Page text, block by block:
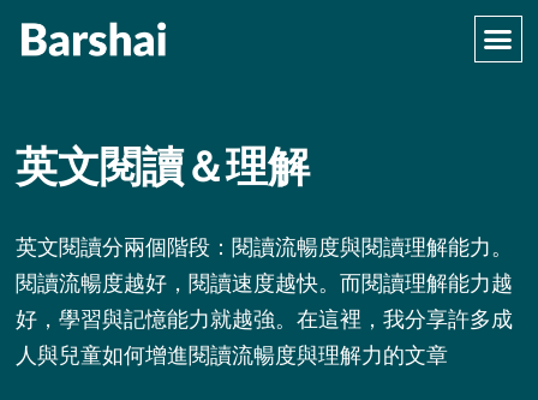
英文閱讀＆理解
英文閱讀分兩個階段：閱讀流暢度與閱讀理解能力。
閱讀流暢度越好，閱讀速度越快。而閱讀理解能力越
好，學習與記憶能力就越強。在這裡，我分享許多成
人與兒童如何增進閱讀流暢度與理解力的文章